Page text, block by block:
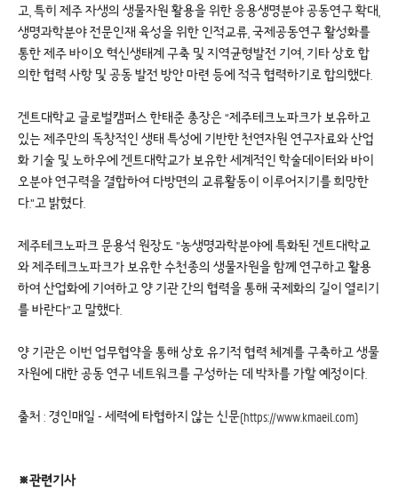
고, 특히 제주 자생의 생물자원 활용을 위한 응용생명분야 공동연구 확대,
생명과학분야 전문인재 육성을 위한 인적교류, 국제공동연구 활성화를
통한 제주 바이오 혁신생태계 구축 및 지역균형발전 기여, 기타 상호 합
의한 협력 사항 및 공동 발전 방안 마련 등에 적극 협력하기로 합의했다.
겐트대학교 글로벌캠퍼스 한태준 총장은 “제주테크노파크가 보유하고
있는 제주만의 독창적인 생태 특성에 기반한 천연자원 연구자료와 산업
화 기술 및 노하우에 겐트대학교가 보유한 세계적인 학술데이터와 바이
오분야 연구력을 결합하여 다방면의 교류활동이 이루어지기를 희망한
다.”고 밝혔다.
제주테크노파크 문용석 원장도 ”농생명과학분야에 특화된 겐트대학교
와 제주테크노파크가 보유한 수천종의 생물자원을 함께 연구하고 활용
하여 산업화에 기여하고 양 기관 간의 협력을 통해 국제화의 길이 열리기
를 바란다”고 말했다.
양 기관은 이번 업무협약을 통해 상호 유기적 협력 체계를 구축하고 생물
자원에 대한 공동 연구 네트워크를 구성하는 데 박차를 가할 예정이다.
출처 : 경인매일 - 세력에 타협하지 않는 신문(https://www.kmaeil.com)
※관련기사